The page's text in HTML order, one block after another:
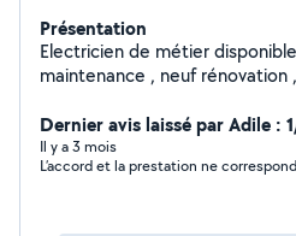
Présentation
Electricien de métier
maintenance , neuf
Dernier avis laissé par Adile :
Il y a 3 mois
L’accord et la prestation ne